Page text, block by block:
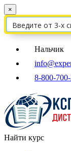
×
Нальчик
8-800-
Найти курс